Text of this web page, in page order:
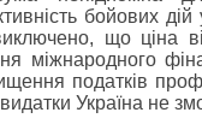
бойових
що ціна
міжнародного
податків
видатки Україна не